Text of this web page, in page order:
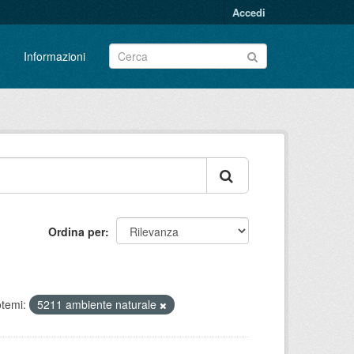
Accedi
Informazioni
Ordina per
5211 ambiente naturale